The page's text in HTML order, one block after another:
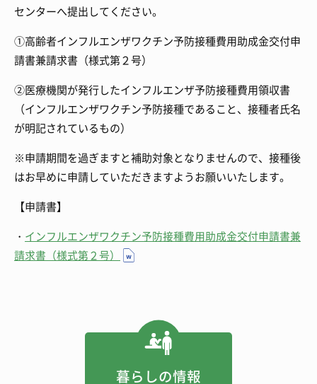
センターへ提出してください。
①高齢者インフルエンザワクチン予防接種費用助成金交付申
請書兼請求書（様式第２号）
②医療機関が発行したインフルエンザ予防接種費用領収書
（インフルエンザワクチン予防接種であること、接種者氏名
が明記されているもの）
※申請期間を過ぎますと補助対象となりませんので、接種後
はお早めに申請していただきますようお願いいたします。
【申請書】
・ インフルエンザワクチン予防接種費用助成金交付申請書兼
請求書（様式第２号）
暮らしの情報